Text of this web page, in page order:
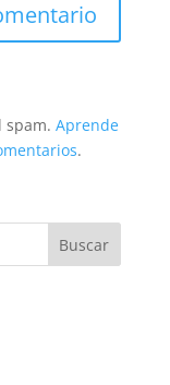
spam. Aprende
.